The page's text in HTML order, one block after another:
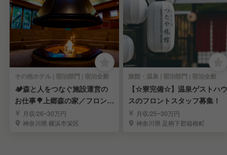
その他ホテル | 宿泊部門 | 宿泊全般
🏕️森と人をつなぐ施設運営の
お仕事🌳上郷森の家／フロント
マルチスタッフ
月収/26~30万円
神奈川県 横浜市栄区
旅館・温泉 | 宿泊部門 | 宿泊全般
【☆寮完備☆】温泉ゲストハウ
スのフロントスタッフ募集！
月収/25~30万円
神奈川県 足柄下郡箱根町